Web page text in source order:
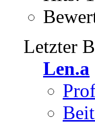
Letzter
Len.a